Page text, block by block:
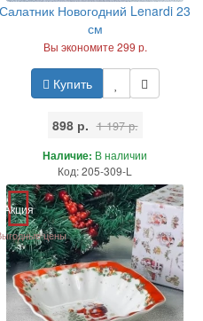
Салатник Новогодний Lenardi 23
см
Вы экономите 299 р.
Купить
898 р. 1 197 р.
Наличие: В наличии
Код: 205-309-L
Акция
цены